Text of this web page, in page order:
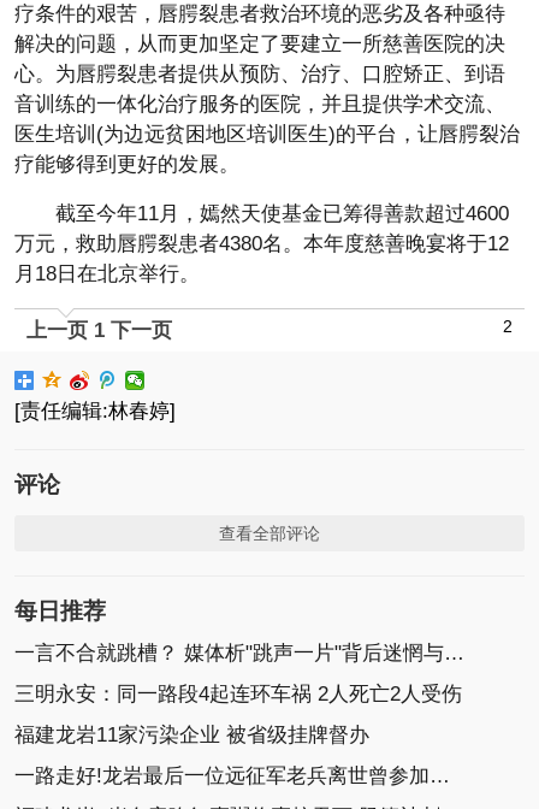
疗条件的艰苦，唇腭裂患者救治环境的恶劣及各种亟待
解决的问题，从而更加坚定了要建立一所慈善医院的决
心。为唇腭裂患者提供从预防、治疗、口腔矫正、到语
音训练的一体化治疗服务的医院，并且提供学术交流、
医生培训(为边远贫困地区培训医生)的平台，让唇腭裂治
疗能够得到更好的发展。
截至今年11月，嫣然天使基金已筹得善款超过4600
万元，救助唇腭裂患者4380名。本年度慈善晚宴将于12
月18日在北京举行。
上一页 1 2
下一页
[责任编辑:林春婷]
评论
查看全部评论
每日推荐
一言不合就跳槽？ 媒体析"跳声一片"背后迷惘与缺失
三明永安：同一路段4起连环车祸 2人死亡2人受伤
福建龙岩11家污染企业 被省级挂牌督办
一路走好!龙岩最后一位远征军老兵离世曾参加长沙